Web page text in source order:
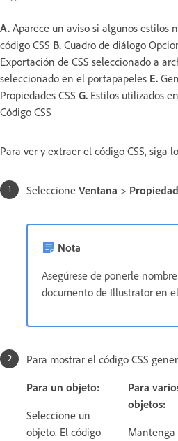
A. Aparece un aviso si algunos estilos
código CSS B. Cuadro de diálogo
Exportación de CSS seleccionado a
seleccionado en el portapapeles E.
Propiedades CSS G. Estilos utilizados
Código CSS
Para ver y extraer el código CSS, siga
Seleccione Ventana >
Nota
Asegúrese de ponerle
documento de Illustrator en
Para mostrar el código CSS
Para un objeto:
Seleccione un
objeto. El código
Para
objetos:
Mantenga